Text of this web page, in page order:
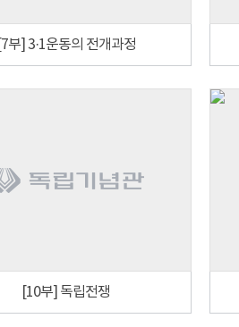
부] 3·1운동의 전개과정
[10부] 독립전쟁